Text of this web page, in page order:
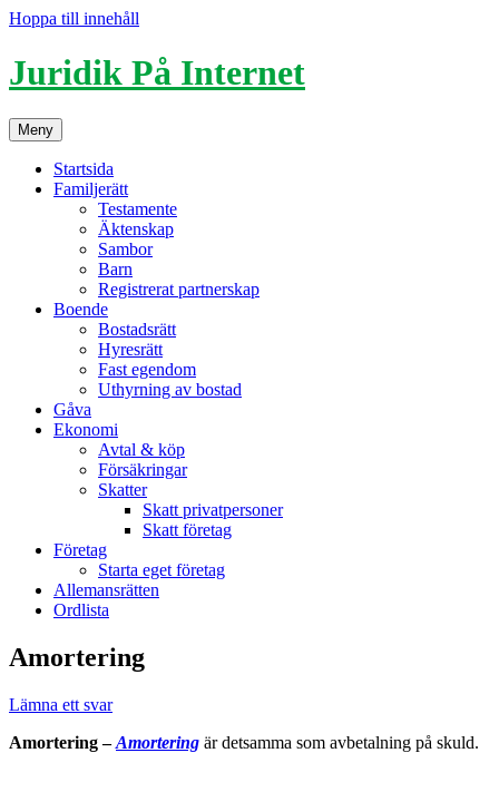
Hoppa till innehåll
Juridik På Internet
Meny
Startsida
Familjerätt
Testamente
Äktenskap
Sambor
Barn
Registrerat partnerskap
Boende
Bostadsrätt
Hyresrätt
Fast egendom
Uthyrning av bostad
Gåva
Ekonomi
Avtal & köp
Försäkringar
Skatter
Skatt privatpersoner
Skatt företag
Företag
Starta eget företag
Allemansrätten
Ordlista
Amortering
Lämna ett svar
Amortering –Amortering är detsamma som avbetalning på skuld.